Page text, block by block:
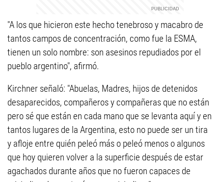
"A los que hicieron este hecho tenebroso y macabro de
tantos campos de concentración, como fue la ESMA,
tienen un solo nombre: son asesinos repudiados por el
pueblo argentino", afirmó.
Kirchner señaló: "Abuelas, Madres, hijos de detenidos
desaparecidos, compañeros y compañeras que no están
pero sé que están en cada mano que se levanta aquí y en
tantos lugares de la Argentina, esto no puede ser un tira
y afloje entre quién peleó más o peleó menos o algunos
que hoy quieren volver a la superficie después de estar
agachados durante años que no fueron capaces de